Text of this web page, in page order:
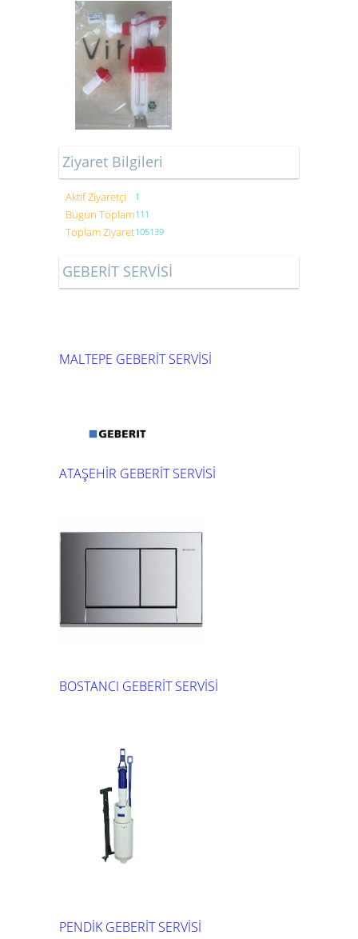
Ziyaret Bilgileri
Aktif Ziyaretçi 1
Bugün Toplam111
Toplam Ziyaret105139
GEBERİT SERVİSİ
MALTEPE GEBERİT SERVİSİ
ATAŞEHİR GEBERİT SERVİSİ
BOSTANCI GEBERİT SERVİSİ
PENDİK GEBERİT SERVİSİ